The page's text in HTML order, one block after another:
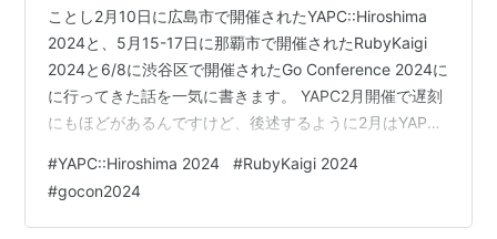
ことし2月10日に広島市で開催されたYAPC::Hiroshima
2024と、5月15-17日に那覇市で開催されたRubyKaigi
2024と6/8に渋谷区で開催されたGo Conference 2024に
に行ってきた話を一気に書きます。 YAPC2月開催で遅刻
にもほどがあるんですけど、後述するように2月はYAPC
異常な行動をしていて、そうこうしてるうちに仕事が忙
しくなったりアメリカに皆既日食見に行ったりしてすべ
てを忘れ、書き始めたところであっという間に6月となっ
#YAPC::Hiroshima 2024 #RubyKaigi 2024
#gocon2024